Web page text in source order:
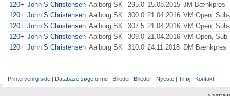
120+ John S Christensen Aalborg SK 295.0 15.08.2015 JM Bænkpres
120+ John S Christensen Aalborg SK 300.0 21.04.2016 VM Open,
120+ John S Christensen Aalborg SK 307.5 21.04.2016 VM Open,
120+ John S Christensen Aalborg SK 309.0 21.04.2016 VM Open,
120+ John S Christensen Aalborg SK 310.0 24.11.2018 DM Bænkpres
Printervenlig side | Database søgeforme | Billeder: Billeder | Nyeste | Tilføj | Kontakt